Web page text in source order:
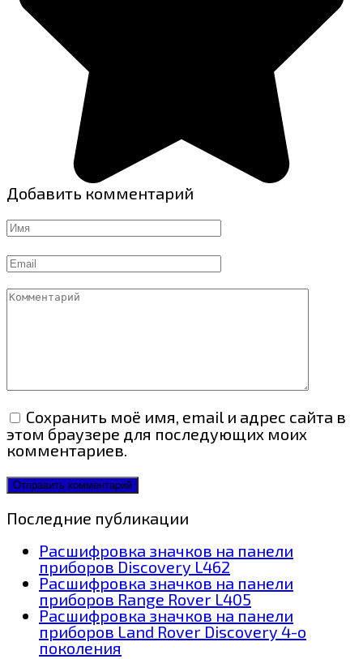
Добавить комментарий
Имя
Email
Комментарий
Сохранить моё имя, email и адрес сайта в
этом браузере для последующих моих
комментариев.
Последние публикации
Расшифровка значков на панели
приборов Discovery L462
Расшифровка значков на панели
приборов Range Rover L405
Расшифровка значков на панели
приборов Land Rover Discovery 4-о
поколения